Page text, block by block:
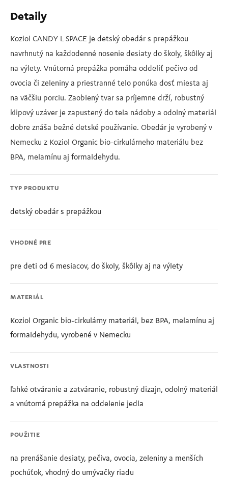
Detaily
Koziol CANDY L SPACE je detský obedár s prepážkou
navrhnutý na každodenné nosenie desiaty do školy, škôlky aj
na výlety. Vnútorná prepážka pomáha oddeliť pečivo od
ovocia či zeleniny a priestranné telo ponúka dosť miesta aj
na väčšiu porciu. Zaoblený tvar sa príjemne drží, robustný
klipový uzáver je zapustený do tela nádoby a odolný materiál
dobre znáša bežné detské používanie. Obedár je vyrobený v
Nemecku z Koziol Organic bio-cirkulárneho materiálu bez
BPA, melamínu aj formaldehydu.
TYP PRODUKTU
detský obedár s prepážkou
VHODNÉ PRE
pre deti od 6 mesiacov, do školy, škôlky aj na výlety
MATERIÁL
Koziol Organic bio-cirkulárny materiál, bez BPA, melamínu aj
formaldehydu, vyrobené v Nemecku
VLASTNOSTI
ľahké otváranie a zatváranie, robustný dizajn, odolný materiál
a vnútorná prepážka na oddelenie jedla
POUŽITIE
na prenášanie desiaty, pečiva, ovocia, zeleniny a menších
pochúťok, vhodný do umývačky riadu